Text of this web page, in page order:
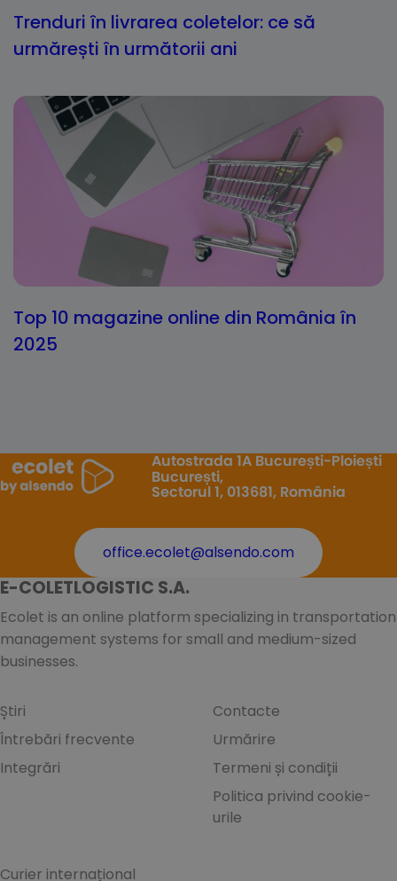
Trenduri în livrarea coletelor: ce să
urmărești în următorii ani
Top 10 magazine online din România în
2025
Autostrada 1A București-Ploiești
București,
Sectorul 1, 013681, România
office.ecolet@alsendo.com
E-COLETLOGISTIC S.A.
Ecolet is an online platform specializing in transportation
management systems for small and medium-sized
businesses.
Știri
Întrebări frecvente
Integrări
Contacte
Urmărire
Termeni și condiții
Politica privind cookie-
urile
Curier internațional